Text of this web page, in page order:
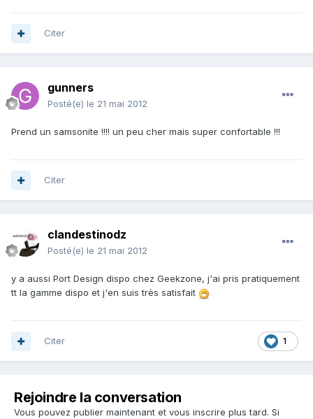
Citer
gunners
Posté(e) le 21 mai 2012
Prend un samsonite !!!! un peu cher mais super confortable !!!
Citer
clandestinodz
Posté(e) le 21 mai 2012
y a aussi Port Design dispo chez Geekzone, j'ai pris pratiquement
tt la gamme dispo et j'en suis très satisfait
1
Citer
Rejoindre la conversation
Vous pouvez publier maintenant et vous inscrire plus tard. Si